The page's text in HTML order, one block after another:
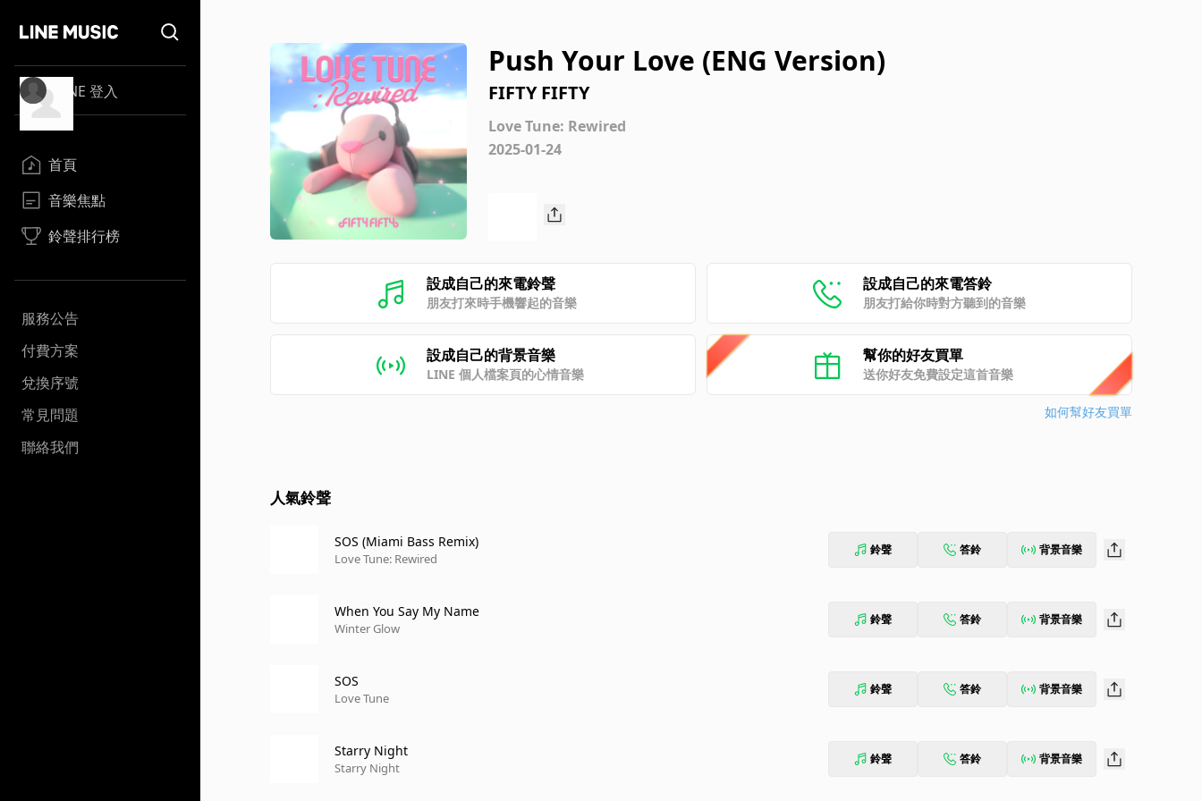
LINE 登入
首頁
音樂焦點
鈴聲排行榜
服務公告
付費方案
兌換序號
常見問題
聯絡我們
Push Your Love (ENG Version)
FIFTY FIFTY
Love Tune: Rewired
2025-01-24
設成自己的來電鈴聲
朋友打來時手機響起的音樂
設成自己的來電答鈴
朋友打給你時對方聽到的音樂
設成自己的背景音樂
LINE 個人檔案頁的心情音樂
幫你的好友買單
送你好友免費設定這首音樂
如何幫好友買單
人氣鈴聲
SOS (Miami Bass Remix)
Love Tune: Rewired
鈴聲 答鈴 背景音樂
When You Say My Name
Winter Glow
鈴聲 答鈴 背景音樂
SOS
Love Tune
鈴聲 答鈴 背景音樂
Starry Night
Starry Night
鈴聲 答鈴 背景音樂